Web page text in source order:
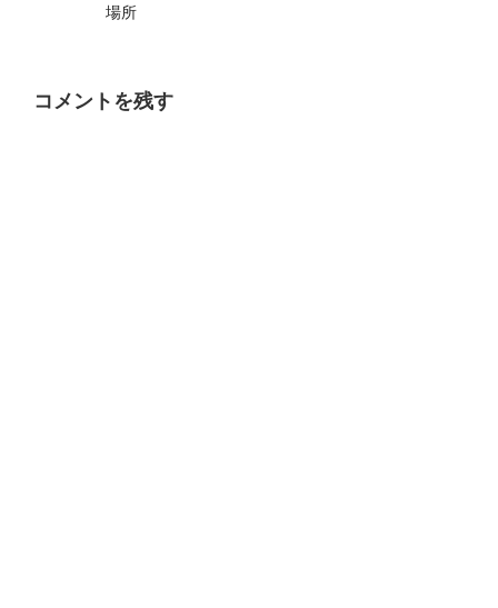
場所
コメントを残す